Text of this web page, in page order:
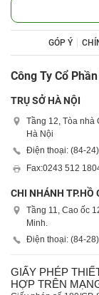
GÓP Ý
Công Ty Cổ
TRỤ SỞ HÀ NỘI
Tầng 12, Tòa nhà
Hà Nội
Điện thoại: (84-24)
Fax:0243 512
CHI NHÁNH TP.HỒ
Tầng 11, Cao ốc
Minh.
Điện thoại: (84-28)
GIẤY PHÉP
HỢP TRÊN